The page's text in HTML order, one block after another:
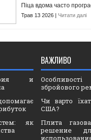
Піца вдома часто
Трав 13 2026 | Читати далі
и
як
ВАЖЛИВО
збройового
Чи варто
США?
Плита
решение